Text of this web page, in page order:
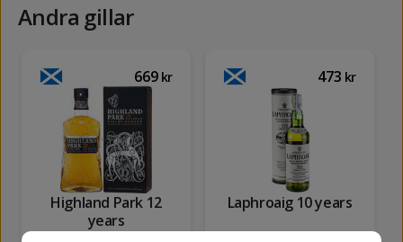
Andra gillar
669 kr
Highland Park 12
years
473 kr
Laphroaig 10 years